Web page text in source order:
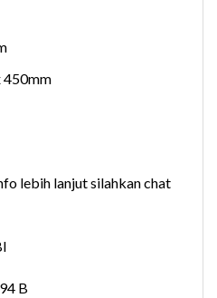
450mm
lebih lanjut silahkan chat
B